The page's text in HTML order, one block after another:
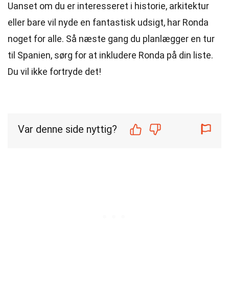
Uanset om du er interesseret i historie, arkitektur
eller bare vil nyde en fantastisk udsigt, har Ronda
noget for alle. Så næste gang du planlægger en tur
til Spanien, sørg for at inkludere Ronda på din liste.
Du vil ikke fortryde det!
Var denne side nyttig?